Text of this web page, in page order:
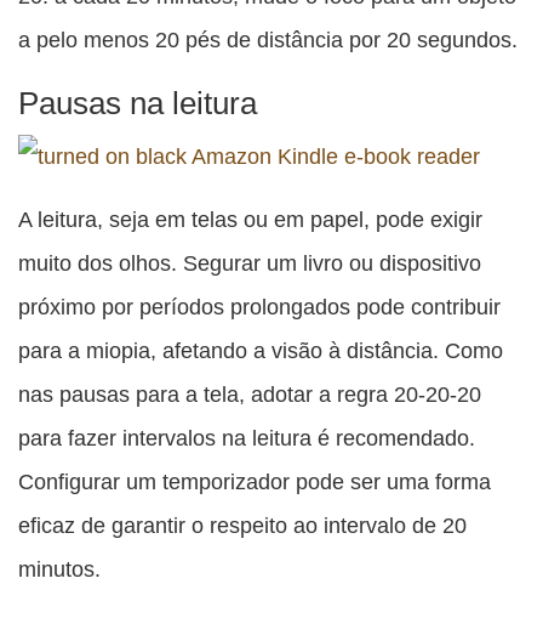
a pelo menos 20 pés de distância por 20 segundos.
Pausas na leitura
A leitura, seja em telas ou em papel, pode exigir
muito dos olhos. Segurar um livro ou dispositivo
próximo por períodos prolongados pode contribuir
para a miopia, afetando a visão à distância. Como
nas pausas para a tela, adotar a regra 20-20-20
para fazer intervalos na leitura é recomendado.
Configurar um temporizador pode ser uma forma
eficaz de garantir o respeito ao intervalo de 20
minutos.